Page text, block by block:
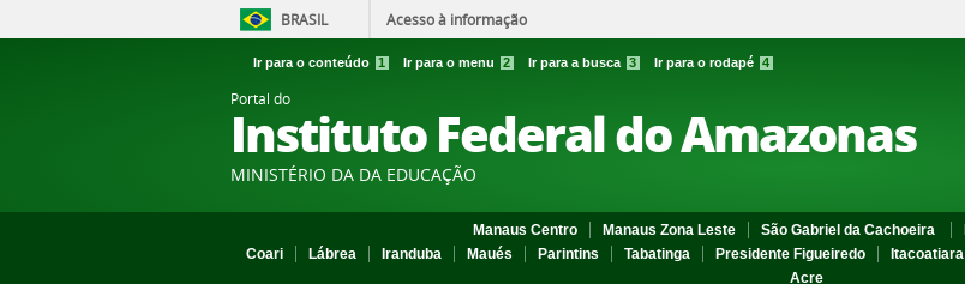
BRASIL Acesso à informação
Ir para o conteúdo 1 Ir para o menu 2 Ir para a busca 3 Ir para o rodapé 4
Portal do
Instituto Federal do Amazonas
MINISTÉRIO DA DA EDUCAÇÃO
Manaus Centro Manaus Zona Leste São Gabriel da Cachoeira
Coari
Lábrea Iranduba Maués Parintins Tabatinga Presidente Figueiredo Itacoatiara
Acre